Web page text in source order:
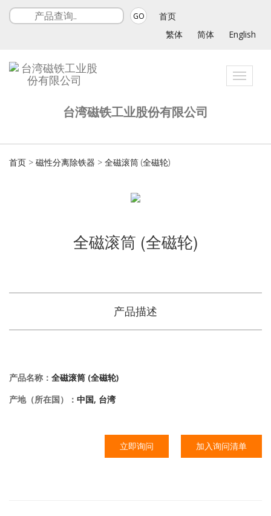
GO
首页
繁体
简体 English
Toggle
台湾磁铁工业股份有限公司
首页 > 磁性分离除铁器 > 全磁滚筒 (全磁轮)
全磁滚筒 (全磁轮)
产品描述
产品名称： 全磁滚筒 (全磁轮)
产地（所在国）： 中国, 台湾
立即询问 加入询问清单